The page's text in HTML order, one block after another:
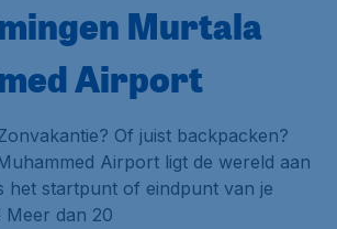
Murtala
Airport
Of juist backpacken?
Airport ligt de wereld aan
het startpunt of eindpunt van je
Meer dan 20